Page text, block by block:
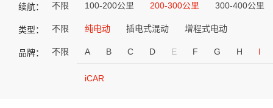
续航： 不限 100-200公里 200-300公里 300-400公里
类型： 不限 纯电动 插电式混动 增程式电动
品牌： 不限 A B C D E F G H I
iCAR